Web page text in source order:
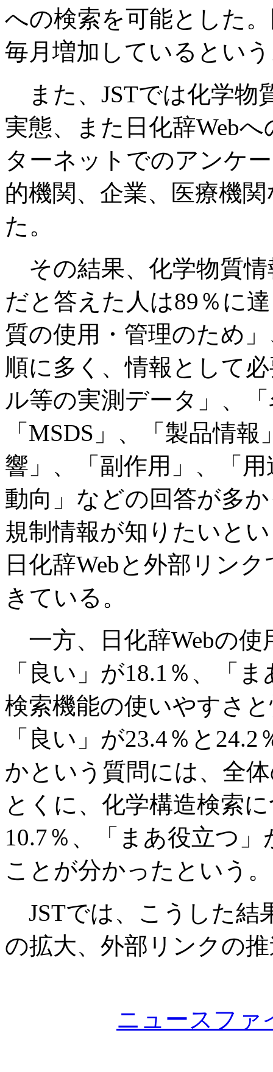
への検索を可能とした
毎月増加しているとい
また、JSTでは化学物
実態、また日化辞Web
ターネットでのアンケ
的機関、企業、医療機
た。
その結果、化学物質情
だと答えた人は89％に
質の使用・管理のため
順に多く、情報として
ル等の実測データ」、
「MSDS」、「製品情
響」、「副作用」、「
動向」などの回答が多
規制情報が知りたいと
日化辞Webと外部リン
きている。
一方、日化辞Webの使
「良い」が18.1％、「
検索機能の使いやすさ
「良い」が23.4％と
かという質問には、全
とくに、化学構造検索
10.7％、「まあ役立つ
ことが分かったという。
JSTでは、こうした結
の拡大、外部リンクの
ニュースファ